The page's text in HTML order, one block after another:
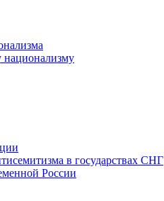
национализму
в государствах СНГ
России